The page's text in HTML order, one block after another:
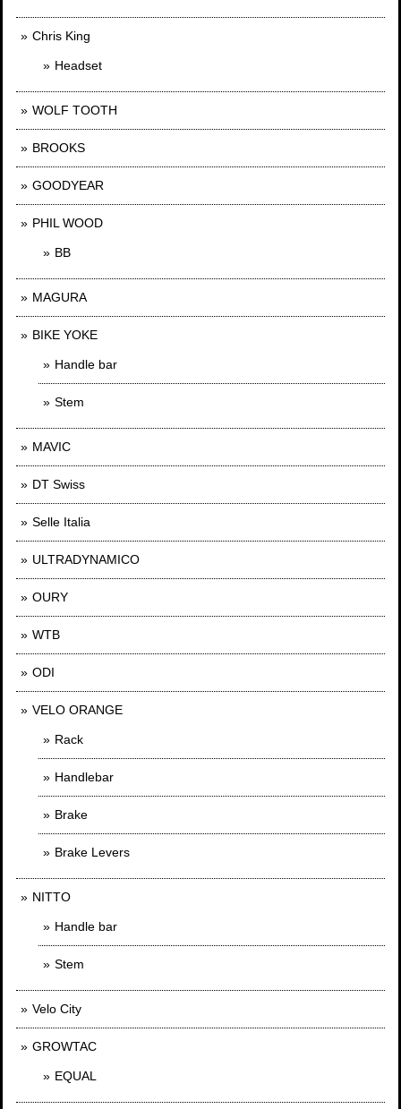
Chris King
Headset
WOLF TOOTH
BROOKS
GOODYEAR
PHIL WOOD
BB
MAGURA
BIKE YOKE
Handle bar
Stem
MAVIC
DT Swiss
Selle Italia
ULTRADYNAMICO
OURY
WTB
ODI
VELO ORANGE
Rack
Handlebar
Brake
Brake Levers
NITTO
Handle bar
Stem
Velo City
GROWTAC
EQUAL